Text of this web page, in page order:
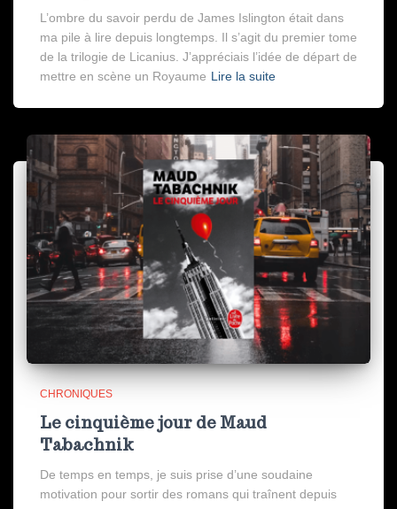
L’ombre du savoir perdu de James Islington était dans
ma pile à lire depuis longtemps. Il s’agit du premier tome
de la trilogie de Licanius. J’appréciais l’idée de départ de
mettre en scène un Royaume Lire la suite
CHRONIQUES
Le cinquième jour de Maud
Tabachnik
De temps en temps, je suis prise d’une soudaine
motivation pour sortir des romans qui traînent depuis